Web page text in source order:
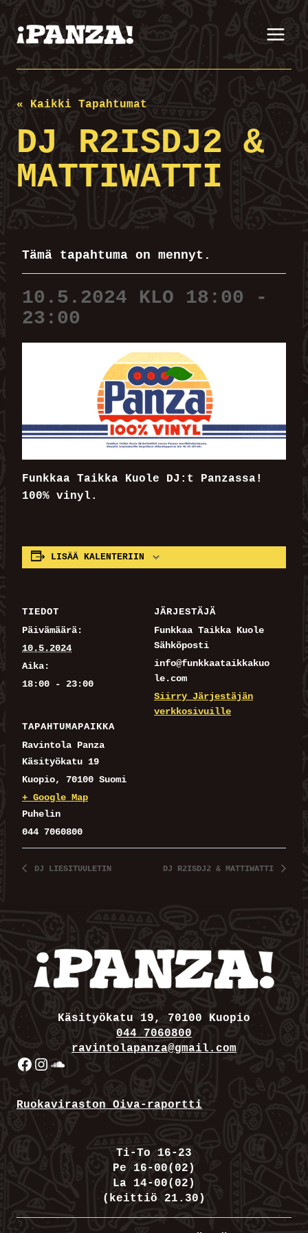
sisältöön
« Kaikki Tapahtumat
DJ R2ISDJ2 &
MATTIWATTI
Tämä tapahtuma on mennyt.
10.5.2024 KLO 18:00 -
23:00
Funkkaa Taikka Kuole DJ:t Panzassa!
100% vinyl.
LISÄÄ KALENTERIIN
TIEDOT
Päivämäärä:
10.5.2024
Aika:
18:00 - 23:00
TAPAHTUMAPAIKKA
Ravintola Panza
Käsityökatu 19
Kuopio, 70100 Suomi
+ Google Map
Puhelin
044 7060800
JÄRJESTÄJÄ
Funkkaa Taikka Kuole
Sähköposti
info@funkkaataikkakuo
le.com
Siirry Järjestäjän
verkkosivuille
DJ LIESITUULETIN DJ R2ISDJ2 & MATTIWATTI
Käsityökatu 19, 70100 Kuopio
044 7060800
ravintolapanza@gmail.com
Facebook
Instagram
SoundCloud
Ruokaviraston Oiva-raportti
Ti-To 16-23
Pe 16-00(02)
La 14-00(02)
(keittiö 21.30)